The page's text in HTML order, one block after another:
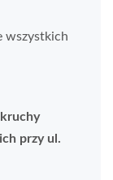
wszystkich
przy ul.